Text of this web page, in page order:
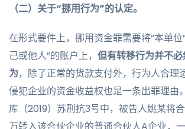
（二）关于“挪用行为”的认定。
在形式要件上，挪用资金罪需要将“本单位
己或他人”的账户上， 但有转移行为并不
为，除了正常的货款支付外，行为人合理
侵犯企业的资金收益权也是一条出罪理由
库（2019）苏刑抗3号中，被告人姚某将